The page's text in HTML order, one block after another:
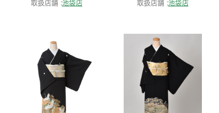
取扱店舗 :池袋店 取扱店舗 :池袋店